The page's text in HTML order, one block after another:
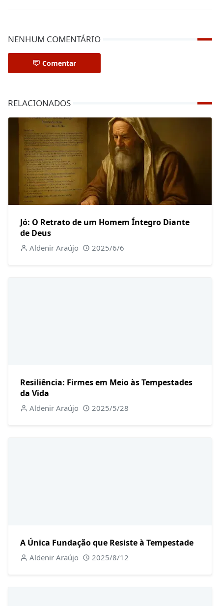
NENHUM COMENTÁRIO
Comentar
RELACIONADOS
Jó: O Retrato de um Homem Íntegro Diante
de Deus
Aldenir Araújo 2025/6/6
Resiliência: Firmes em Meio às Tempestades
da Vida
Aldenir Araújo 2025/5/28
A Única Fundação que Resiste à Tempestade
Aldenir Araújo 2025/8/12